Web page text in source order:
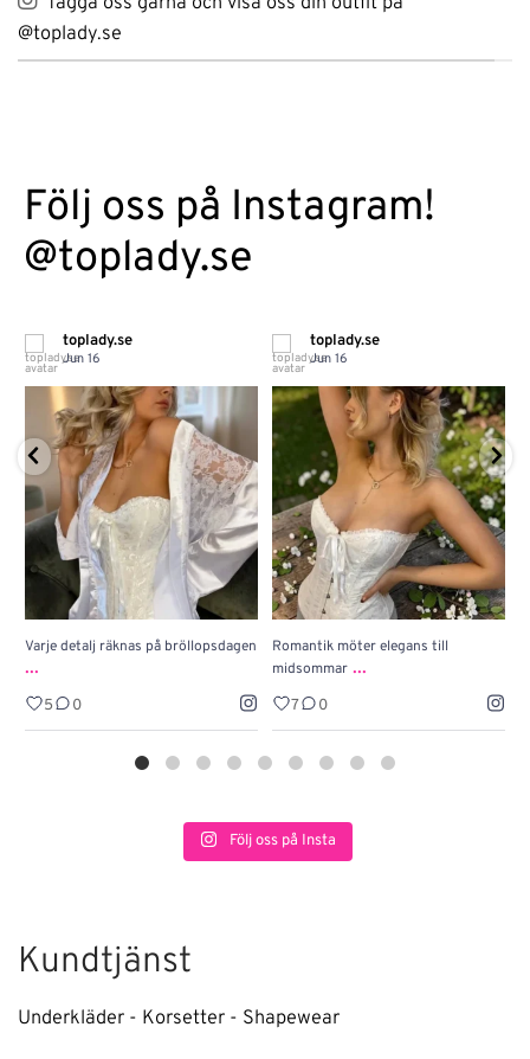
@toplady.se
Följ oss på Instagram!
@toplady.se
toplady.se
Jun 16
Varje detalj räknas på bröllopsdagen
...
5 0
toplady.se
Jun 16
Romantik möter elegans till
midsommar ...
7 0
Följ oss på Insta
Kundtjänst
Underkläder - Korsetter - Shapewear